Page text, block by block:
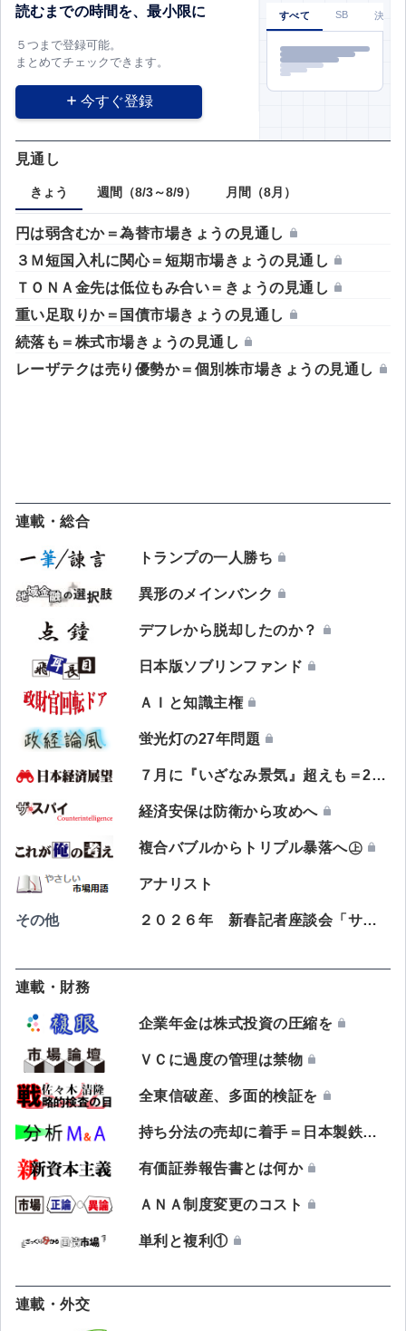
読むまでの時間を、最小限に
５つまで登録可能。
まとめてチェックできます。
今すぐ登録
すべて SB 決算
見通し
きょう 週間（8/3～8/9） 月間（8月）
円は弱含むか＝為替市場きょうの見通し
３Ｍ短国入札に関心＝短期市場きょうの見通し
ＴＯＮＡ金先は低位もみ合い＝きょうの見通し
重い足取りか＝国債市場きょうの見通し
続落も＝株式市場きょうの見通し
レーザテクは売り優勢か＝個別株市場きょうの見通し
連載・総合
トランプの一人勝ち
異形のメインバンク
デフレから脱却したのか？
日本版ソブリンファンド
ＡＩと知識主権
蛍光灯の27年問題
７月に『いざなみ景気』超えも＝20年５月が谷の現在の景気拡張局面
経済安保は防衛から攻めへ
複合バブルからトリプル暴落へ㊤
アナリスト
その他 ２０２６年 新春記者座談会「サナエノミクスで需要創出」
連載・財務
企業年金は株式投資の圧縮を
ＶＣに過度の管理は禁物
全東信破産、多面的検証を
持ち分法の売却に着手＝日本製鉄、ＮＳＵ海運株を一部譲渡
有価証券報告書とは何か
ＡＮＡ制度変更のコスト
単利と複利①
連載・外交